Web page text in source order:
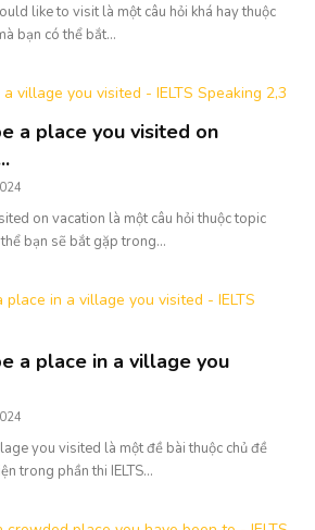
like to visit là một câu hỏi khá hay thuộc
bạn có thể bắt...
a place you visited on
on vacation là một câu hỏi thuộc topic
bạn sẽ bắt gặp trong...
a place in a village you
you visited là một đề bài thuộc chủ đề
trong phần thi IELTS...